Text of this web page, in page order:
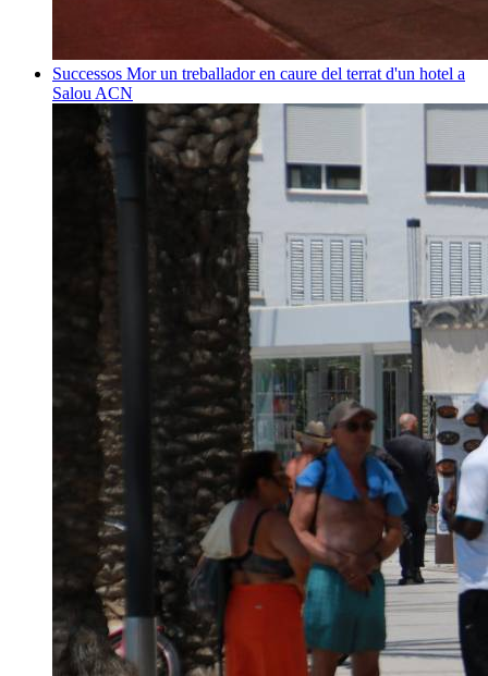
Successos Mor un treballador en caure del terrat d'un hotel a
Salou ACN